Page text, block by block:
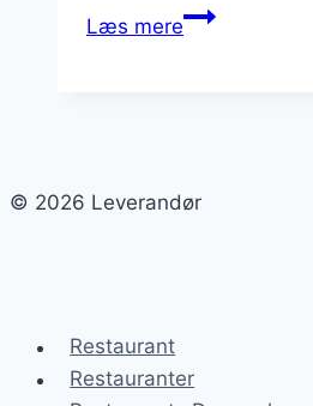
Læs mereLeverandører
© 2026 Leverandør
Restaurant
Restauranter